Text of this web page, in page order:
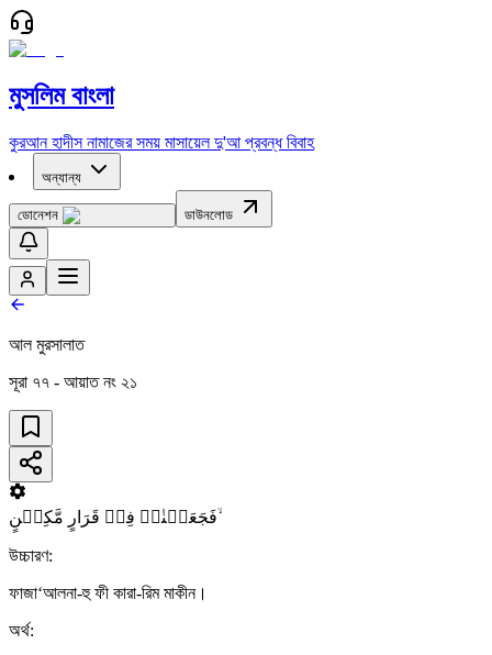
মুসলিম বাংলা
কুরআন হাদীস নামাজের সময় মাসায়েল দু'আ প্রবন্ধ বিবাহ
অন্যান্য
ডোনেশন ডাউনলোড
আল মুরসালাত
সূরা ৭৭ - আয়াত নং ২১
فَجَعَلۡنٰہُ فِیۡ قَرَارٍ مَّکِیۡنٍ ۙ
উচ্চারণ:
ফাজা‘আলনা-হু ফী কারা-রিম মাকীন।
অর্থ: